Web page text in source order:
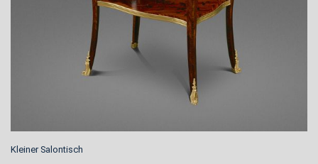
Kleiner Salontisch